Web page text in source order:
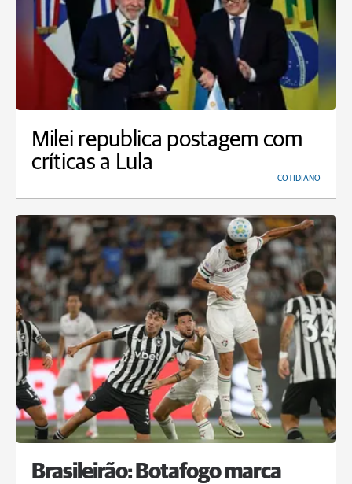
Milei republica postagem com
críticas a Lula
COTIDIANO
Brasileirão: Botafogo marca